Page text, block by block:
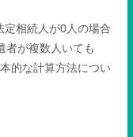
定相続人が0人の場合
者が複数人いても
的な計算方法につい